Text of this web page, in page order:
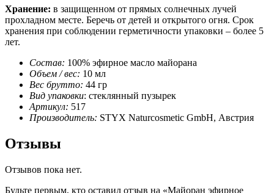
Хранение: в защищенном от прямых солнечных лучей
прохладном месте. Беречь от детей и открытого огня. Срок
хранения при соблюдении герметичности упаковки – более 5
лет.
Состав: 100% эфирное масло майорана
Объем / вес: 10 мл
Вес брутто: 44 гр
Вид упаковки: стеклянный пузырек
Артикул: 517
Производитель: STYX Naturcosmetic GmbH, Австрия
Отзывы
Отзывов пока нет.
Будьте первым, кто оставил отзыв на «Майоран эфирное